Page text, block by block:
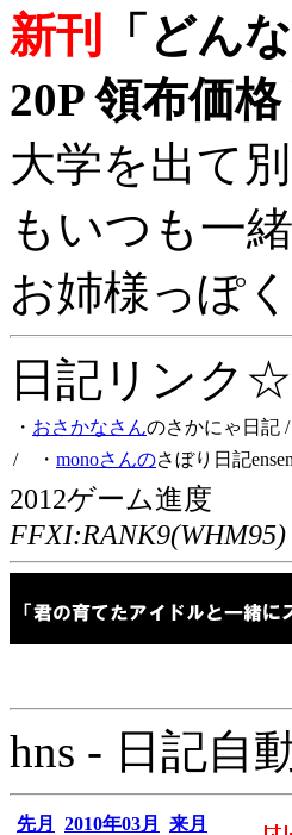
新刊
「どん
20P 領布価格
大学を出て
もいつも一
お姉様っぽ
日記リンク
・ おさかなさんのさかにゃ日記 /
/ ・ monoさんのさぼり日記
2012ゲーム進度
FFXI:RANK9(WHM95)
hns - 日記自
先月 2010年03月
来月